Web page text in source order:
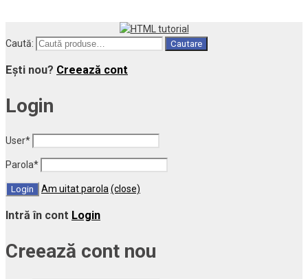
Caută: Cautare
Ești nou? Creează cont
Login
User*
Parola*
Am uitat parola (close)
Intră în cont Login
Creează cont nou